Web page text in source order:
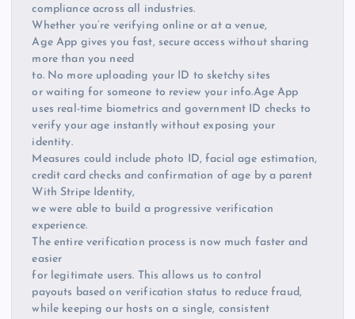
compliance across all industries.
Whether you’re verifying online or at a venue,
Age App gives you fast, secure access without sharing
more than you need
to. No more uploading your ID to sketchy sites
or waiting for someone to review your info.Age App
uses real-time biometrics and government ID checks to
verify your age instantly without exposing your
identity.
Measures could include photo ID, facial age estimation,
credit card checks and confirmation of age by a parent
With Stripe Identity,
we were able to build a progressive verification
experience.
The entire verification process is now much faster and
easier
for legitimate users. This allows us to control
payouts based on verification status to reduce fraud,
while keeping our hosts on a single, consistent